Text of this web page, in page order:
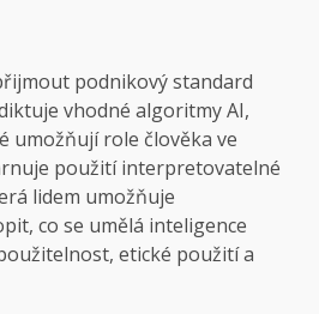
podnikový standard
vhodné algoritmy AI,
umožňují role člověka ve
použití interpretovatelné
lidem umožňuje
co se umělá inteligence
etické použití a